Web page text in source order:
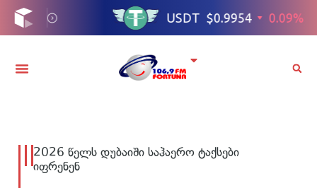
2026 წელს დუბაიში საჰაერო ტაქსები
იფრენენ